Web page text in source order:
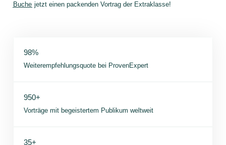
Buche jetzt einen packenden Vortrag der Extraklasse!
98%
Weiterempfehlungsquote bei ProvenExpert
950+
Vorträge mit begeistertem Publikum weltweit
35+